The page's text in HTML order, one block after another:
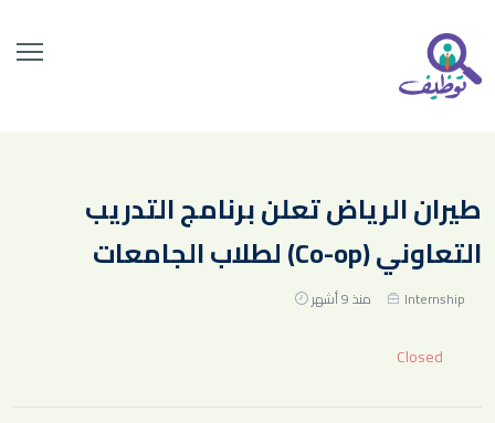
طيران الرياض تعلن برنامج التدريب
التعاوني (Co-op) لطلاب الجامعات
Internship منذ 9 أشهر
Closed